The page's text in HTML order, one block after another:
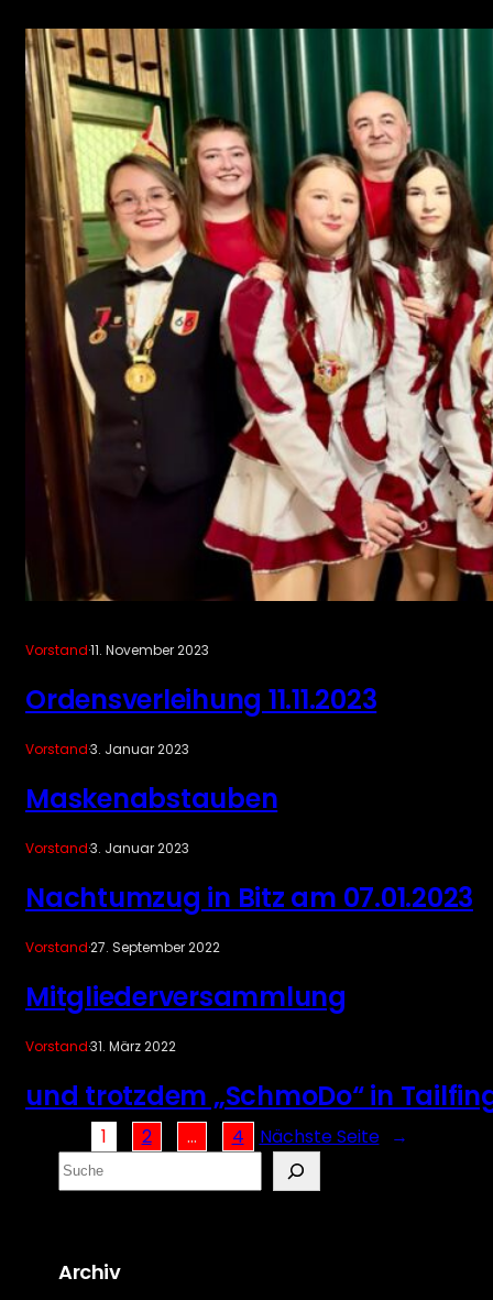
Vorstand·11. November 2023
Ordensverleihung 11.11.2023
Vorstand·3. Januar 2023
Maskenabstauben
Vorstand·3. Januar 2023
Nachtumzug in Bitz am 07.01.2023
Vorstand·27. September 2022
Mitgliederversammlung
Vorstand·31. März 2022
und trotzdem „SchmoDo“ in
1 2 … 4 Nächste Seite →
S
e
c
Archiv